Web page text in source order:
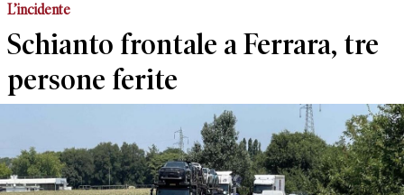
L’incidente
Schianto frontale a Ferrara, tre
persone ferite